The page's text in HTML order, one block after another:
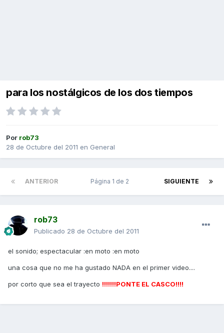
para los nostálgicos de los dos tiempos
Por rob73
28 de Octubre del 2011 en General
ANTERIOR SIGUIENTE
Página 1 de 2
rob73
Publicado 28 de Octubre del 2011
el sonido; espectacular :en moto :en moto
una cosa que no me ha gustado NADA en el primer video....
por corto que sea el trayecto !!!!!!!PONTE EL CASCO!!!!